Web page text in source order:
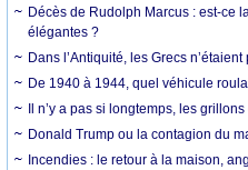
Décès de Rudolph Marcus : est-ce
élégantes ?
Dans l’Antiquité, les Grecs
De 1940 à 1944, quel véhicule
Il n’y a pas si longtemps, les
Donald Trump ou la contagion du
Incendies : le retour à la maison,